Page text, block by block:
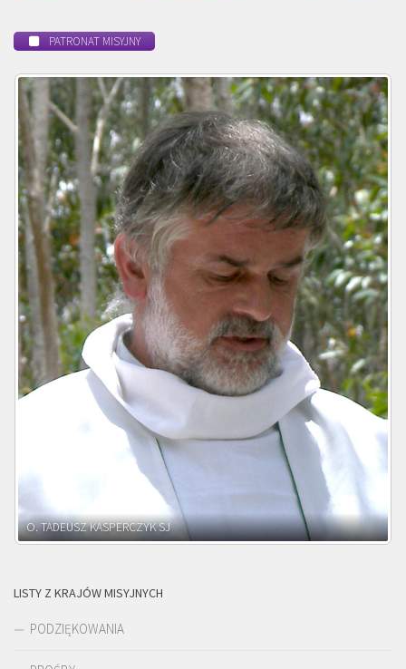
PATRONAT MISYJNY
O. ADNRZEJ LEŚNIARA SJ
LISTY Z KRAJÓW MISYJNYCH
PODZIĘKOWANIA